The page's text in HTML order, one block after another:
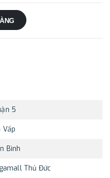
5
Vấp
Bình
Thủ Đức